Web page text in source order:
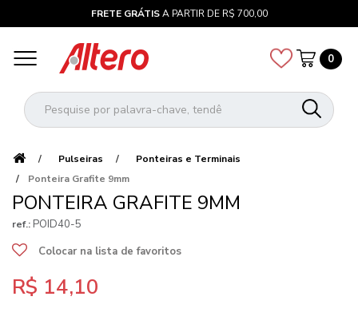
FRETE GRÁTISA PARTIR DE R$ 700,00
0
Pulseiras
Ponteiras e Terminais
Ponteira Grafite 9mm
PONTEIRA GRAFITE 9MM
ref.: POID40-5
Colocar na lista de favoritos
R$ 14,10